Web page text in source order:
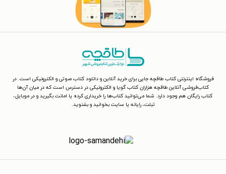
فروشگاه اینترنتی کتاب طاقچه جایی برای خرید آنلاین و دانلود کتاب صوتی و الکترونیکی است. در
کتاب‌فروشی آنلاین طاقچه هزاران کتاب گویا و الکترونیکی در دسترس است که در میان آن‌ها
کتاب رایگان هم وجود دارد. شما می‌توانید کتاب‌ها را خریداری کرده یا امانت بگیرید و در موبایل،
تبلت، رایانه یا سایت بخوانید و بشنوید.